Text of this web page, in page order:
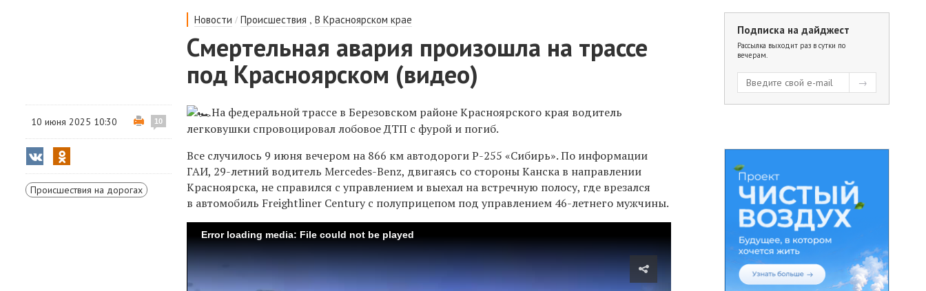
Новости /Происшествия ,В Красноярском крае
Смертельная авария произошла на трассе
под Красноярском (видео)
10 июня 2025 10:30 10
Происшествия на дорогах
На федеральной трассе в Березовском районе Красноярского края водитель
легковушки спровоцировал лобовое ДТП с фурой и погиб.
Все случилось 9 июня вечером на 866 км автодороги Р-255 «Сибирь». По информации
ГАИ, 29-летний водитель Mercedes-Benz, двигаясь со стороны Канска в направлении
Красноярска, не справился с управлением и выехал на встречную полосу, где врезался
в автомобиль Freightliner Century с полуприцепом под управлением 46-летнего мужчины.
Error loading media: File could not be played
Подписка на дайджест
Рассылка выходит раз в сутки по
вечерам.